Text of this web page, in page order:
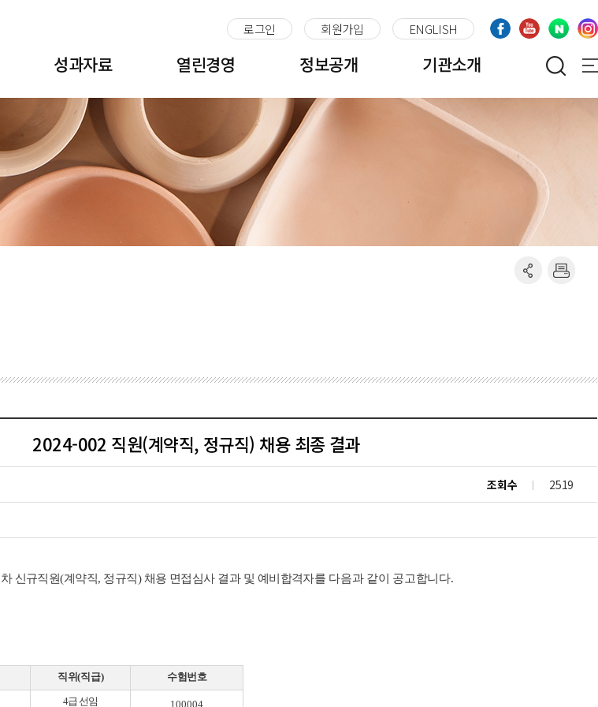
로그인 회원가입 ENGLISH
성과자료 열린경영 정보공개 기관소개
2024-002 직원(계약직, 정규직) 채용 최종 결과
조회수 2519
차 신규직원(계약직, 정규직) 채용 면접심사 결과 및 예비합격자를 다음과 같이 공고합니다.
직위(직급) 수험번호
4급 선임 100004